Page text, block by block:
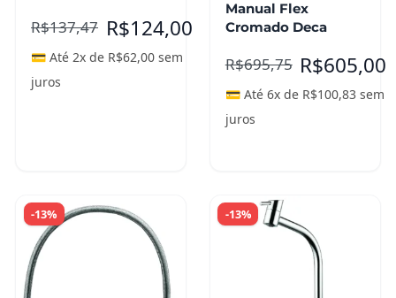
R$137,47 R$124,00
💳 Até 2x de R$62,00 sem
juros
Manual Flex
Cromado Deca
R$695,75 R$605,00
💳 Até 6x de R$100,83 sem
juros
-13% -13%